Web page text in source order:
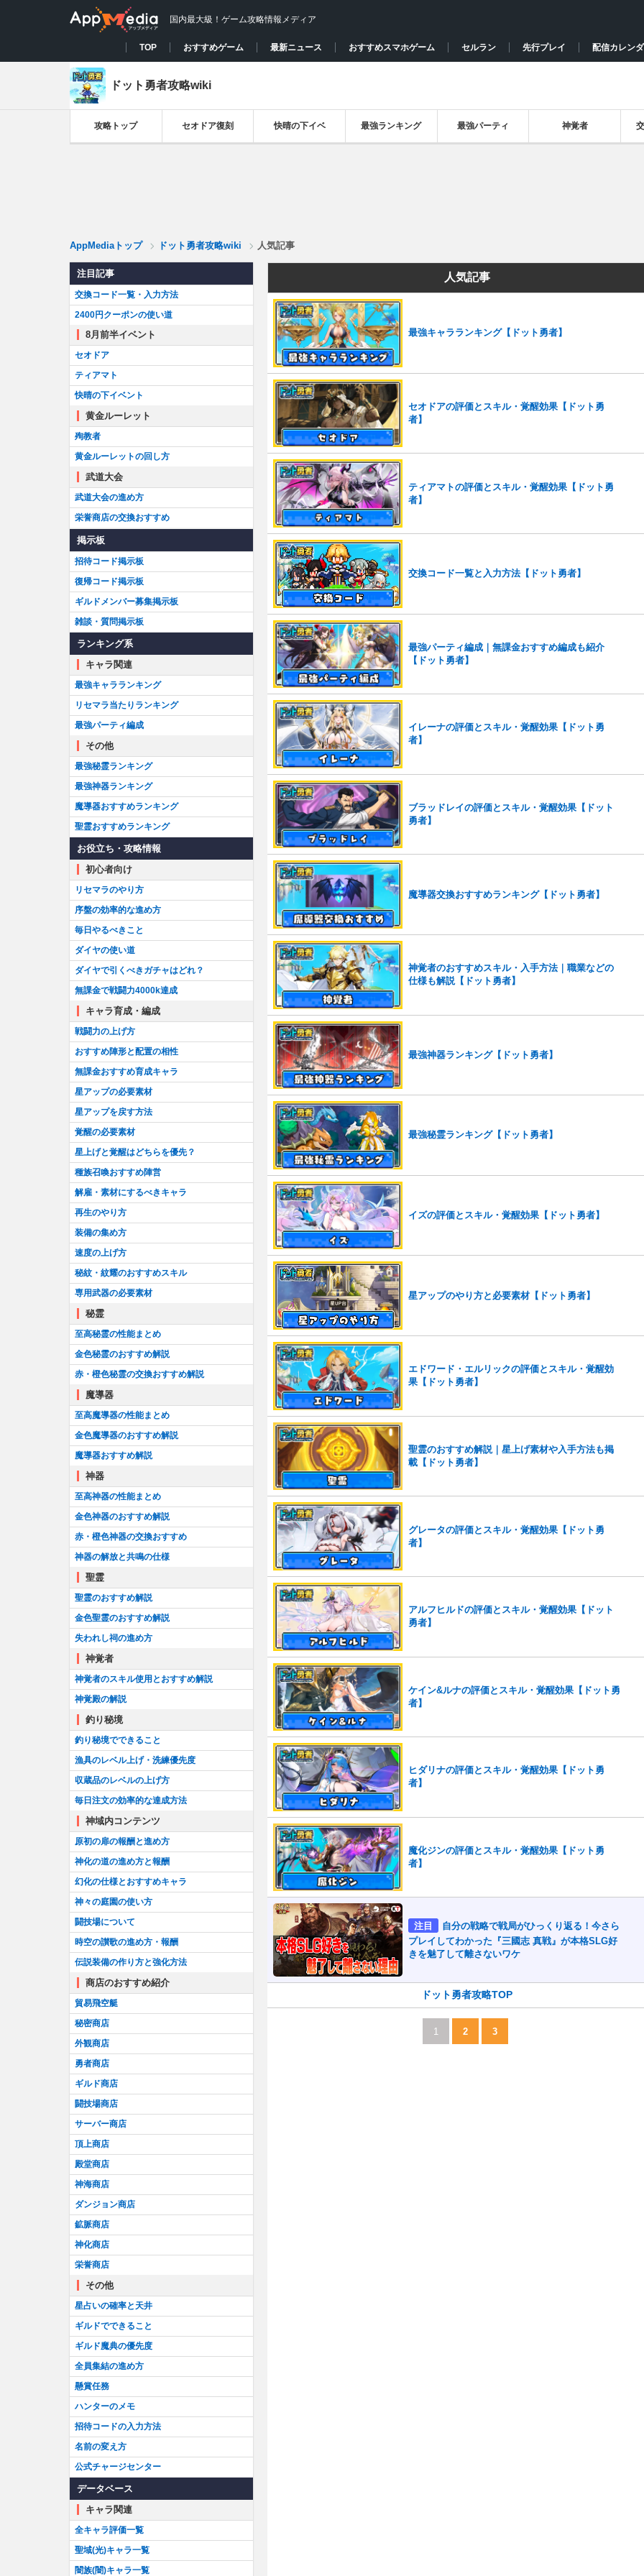
国内最大級！ゲーム攻略情報メディア
TOP おすすめゲーム 最新ニュース おすすめスマホゲーム セルラン 先行プレイ 配信カレン
ドット勇者攻略wiki
攻略トップ セオドア復刻 快晴の下イベ 最強ランキング 最強パーティ 神覚者
AppMediaトップ ドット勇者攻略wiki 人気記事
人気記事
最強キャラランキング【ドット勇者】
セオドアの評価とスキル・覚醒効果【ドット勇
者】
ティアマトの評価とスキル・覚醒効果【ドット勇
者】
交換コード一覧と入力方法【ドット勇者】
最強パーティ編成｜無課金おすすめ編成も紹介
【ドット勇者】
イレーナの評価とスキル・覚醒効果【ドット勇
者】
ブラッドレイの評価とスキル・覚醒効果【ドット
勇者】
魔導器交換おすすめランキング【ドット勇者】
神覚者のおすすめスキル・入手方法｜職業などの
仕様も解説【ドット勇者】
最強神器ランキング【ドット勇者】
最強秘霊ランキング【ドット勇者】
イズの評価とスキル・覚醒効果【ドット勇者】
星アップのやり方と必要素材【ドット勇者】
エドワード・エルリックの評価とスキル・覚醒効
果【ドット勇者】
聖霊のおすすめ解説｜星上げ素材や入手方法も掲
載【ドット勇者】
グレータの評価とスキル・覚醒効果【ドット勇
者】
アルフヒルドの評価とスキル・覚醒効果【ドット
勇者】
ケイン&ルナの評価とスキル・覚醒効果【ドット勇
者】
ヒダリナの評価とスキル・覚醒効果【ドット勇
者】
魔化ジンの評価とスキル・覚醒効果【ドット勇
者】
注目
自分の戦略で戦局がひっくり返る！今さら
プレイしてわかった『三國志 真戦』が本格SLG好
きを魅了して離さないワケ
ドット勇者攻略TOP
1 2 3
注目記事
交換コード一覧・入力方法
2400円クーポンの使い道
8月前半イベント
セオドア
ティアマト
快晴の下イベント
黄金ルーレット
殉教者
黄金ルーレットの回し方
武道大会
武道大会の進め方
栄誉商店の交換おすすめ
掲示板
招待コード掲示板
復帰コード掲示板
ギルドメンバー募集掲示板
雑談・質問掲示板
ランキング系
キャラ関連
最強キャラランキング
リセマラ当たりランキング
最強パーティ編成
その他
最強秘霊ランキング
最強神器ランキング
魔導器おすすめランキング
聖霊おすすめランキング
お役立ち・攻略情報
初心者向け
リセマラのやり方
序盤の効率的な進め方
毎日やるべきこと
ダイヤの使い道
ダイヤで引くべきガチャはどれ？
無課金で戦闘力4000k達成
キャラ育成・編成
戦闘力の上げ方
おすすめ陣形と配置の相性
無課金おすすめ育成キャラ
星アップの必要素材
星アップを戻す方法
覚醒の必要素材
星上げと覚醒はどちらを優先？
種族召喚おすすめ陣営
解雇・素材にするべきキャラ
再生のやり方
装備の集め方
速度の上げ方
秘紋・紋耀のおすすめスキル
専用武器の必要素材
秘霊
至高秘霊の性能まとめ
金色秘霊のおすすめ解説
赤・橙色秘霊の交換おすすめ解説
魔導器
至高魔導器の性能まとめ
金色魔導器のおすすめ解説
魔導器おすすめ解説
神器
至高神器の性能まとめ
金色神器のおすすめ解説
赤・橙色神器の交換おすすめ
神器の解放と共鳴の仕様
聖霊
聖霊のおすすめ解説
金色聖霊のおすすめ解説
失われし祠の進め方
神覚者
神覚者のスキル使用とおすすめ解説
神覚殿の解説
釣り秘境
釣り秘境でできること
漁具のレベル上げ・洗練優先度
収蔵品のレベルの上げ方
毎日注文の効率的な達成方法
神域内コンテンツ
原初の扉の報酬と進め方
神化の道の進め方と報酬
幻化の仕様とおすすめキャラ
神々の庭園の使い方
闘技場について
時空の讃歌の進め方・報酬
伝説装備の作り方と強化方法
商店のおすすめ紹介
貿易飛空艇
秘密商店
外観商店
勇者商店
ギルド商店
闘技場商店
サーバー商店
頂上商店
殿堂商店
神海商店
ダンジョン商店
鉱脈商店
神化商店
栄誉商店
その他
星占いの確率と天井
ギルドでできること
ギルド魔典の優先度
全員集結の進め方
懸賞任務
ハンターのメモ
招待コードの入力方法
名前の変え方
公式チャージセンター
データベース
キャラ関連
全キャラ評価一覧
聖域(光)キャラ一覧
闇族(闇)キャラ一覧